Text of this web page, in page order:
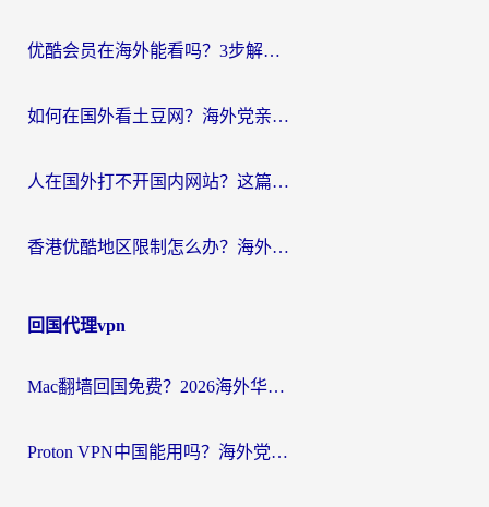
优酷会员在海外能看吗？3步解决海外追剧难题，附实测好用加速器推荐
如何在国外看土豆网？海外党亲测有效的追剧加速器选择指南
人在国外打不开国内网站？这篇攻略帮你无缝解锁国内资源（附交管12123使用技巧）
香港优酷地区限制怎么办？海外党亲测有效的追剧解决方案
回国代理vpn
Mac翻墙回国免费？2026海外华人亲测：从CCTV5直播到国内APP，这样选加速器才靠谱
Proton VPN中国能用吗？海外党选回国加速器的避坑指南（附番茄加速器实测）